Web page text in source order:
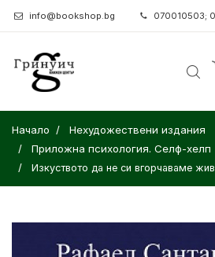
info@bookshop.bg 070010503;
Начало
Нехудожествени издания
Приложна психология. Селф-хелп
Изкуството да не си вгорчаваме